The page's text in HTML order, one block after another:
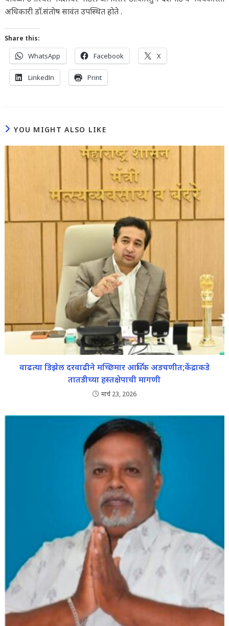
अधिकारी डाॅ.संतोष सावंत उपस्थित होते .
Share this:
WhatsApp Facebook X
LinkedIn Print
YOU MIGHT ALSO LIKE
वाढत्या डिझेल दरवाढीने मच्छिमार आर्थिक अडचणीत;केंद्राकडे
तातडीच्या हस्तक्षेपाची मागणी
मार्च 23, 2026